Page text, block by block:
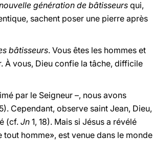
génération de bâtisseurs qui,
sachent poser une pierre après
bâtisseurs. Vous êtes les hommes et
À vous, Dieu confie la tâche, difficile
par le Seigneur –, nous avons
Cependant, observe saint Jean, Dieu,
(cf. Jn 1, 18). Mais si Jésus a révélé
homme», est venue dans le monde